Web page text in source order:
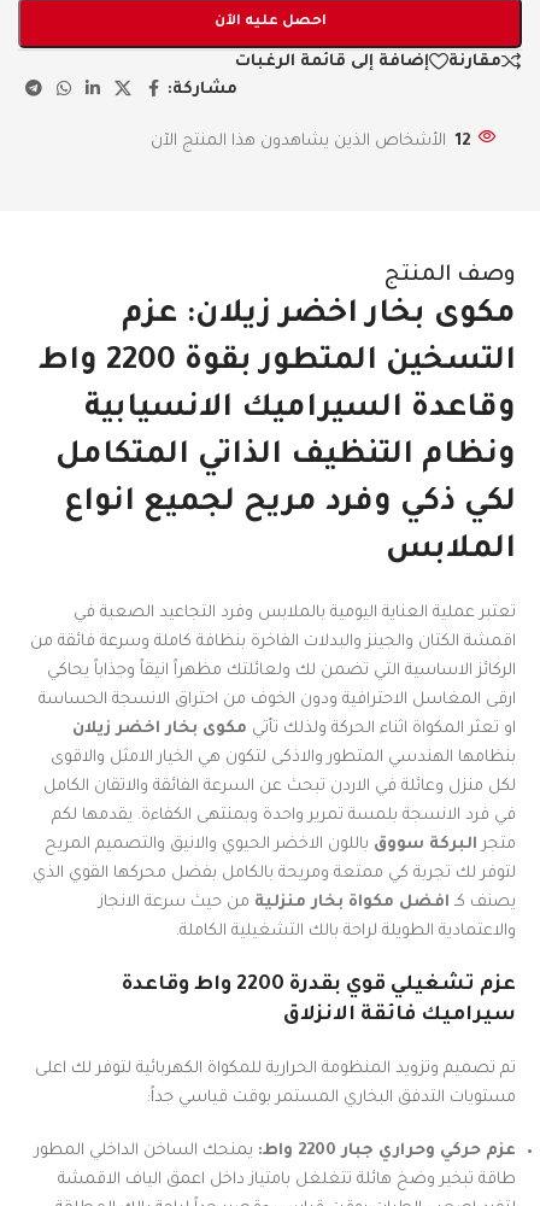
احصل عليه الآن
مقارنة
إضافة إلى قائمة الرغبات
مشاركة:
12 الأشخاص الذين يشاهدون هذا المنتج الآن
وصف المنتج
مكوى بخار اخضر زيلان: عزم
التسخين المتطور بقوة 2200 واط
وقاعدة السيراميك الانسيابية
ونظام التنظيف الذاتي المتكامل
لكي ذكي وفرد مريح لجميع انواع
الملابس
تعتبر عملية العناية اليومية بالملابس وفرد التجاعيد الصعبة في
اقمشة الكتان والجينز والبدلات الفاخرة بنظافة كاملة وسرعة فائقة من
الركائز الاساسية التي تضمن لك ولعائلتك مظهراً انيقاً وجذاباً يحاكي
ارقى المغاسل الاحترافية ودون الخوف من احتراق الانسجة الحساسة
او تعثر المكواة اثناء الحركة ولذلك تأتي مكوى بخار اخضر زيلان
بنظامها الهندسي المتطور والاذكى لتكون هي الخيار الامثل والاقوى
لكل منزل وعائلة في الاردن تبحث عن السرعة الفائقة والاتقان الكامل
في فرد الانسجة بلمسة تمرير واحدة وبمنتهى الكفاءة. يقدمها لكم
متجر البركة سووق باللون الاخضر الحيوي والانيق والتصميم المريح
لتوفر لك تجربة كي ممتعة ومريحة بالكامل بفضل محركها القوي الذي
يصنف كـ افضل مكواة بخار منزلية من حيث سرعة الانجاز
والاعتمادية الطويلة لراحة بالك التشغيلية الكاملة.
عزم تشغيلي قوي بقدرة 2200 واط وقاعدة
سيراميك فائقة الانزلاق
تم تصميم وتزويد المنظومة الحرارية للمكواة الكهربائية لتوفر لك اعلى
مستويات التدفق البخاري المستمر بوقت قياسي جداً:
عزم حركي وحراري جبار 2200 واط:
يمنحك الساخن الداخلي المطور
طاقة تبخير وضخ هائلة تتغلغل بامتياز داخل اعمق الياف الاقمشة